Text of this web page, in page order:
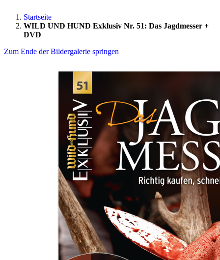
Startseite
WILD UND HUND Exklusiv Nr. 51: Das Jagdmesser +
DVD
Zum Ende der Bildergalerie springen